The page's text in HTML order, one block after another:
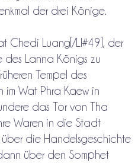
der drei Könige.
Chedi Luang[/LI#49], der
des Lanna Königs zu
Tempel des
im Wat Phra Kaew in
das Tor von Tha
Waren in die Stadt
die Handelsgeschichte
über den Somphet